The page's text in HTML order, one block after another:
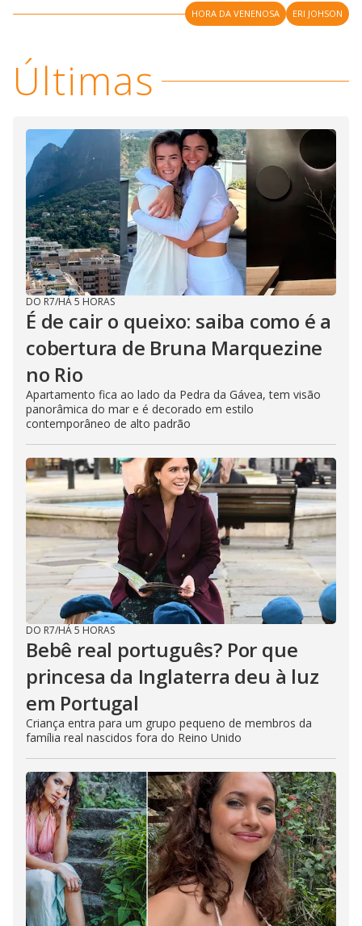
e
o
HORA DA VENENOSA ERI JOHSON
Últimas
DO R7/HÁ 5 HORAS
É de cair o queixo: saiba como é a
cobertura de Bruna Marquezine
no Rio
Apartamento fica ao lado da Pedra da Gávea, tem visão
panorâmica do mar e é decorado em estilo
contemporâneo de alto padrão
DO R7/HÁ 5 HORAS
Bebê real português? Por que
princesa da Inglaterra deu à luz
em Portugal
Criança entra para um grupo pequeno de membros da
família real nascidos fora do Reino Unido